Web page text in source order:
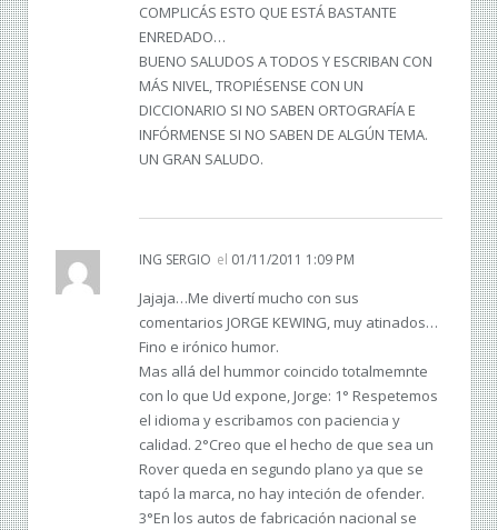
COMPLICÁS ESTO QUE ESTÁ BASTANTE
ENREDADO…
BUENO SALUDOS A TODOS Y ESCRIBAN CON
MÁS NIVEL, TROPIÉSENSE CON UN
DICCIONARIO SI NO SABEN ORTOGRAFÍA E
INFÓRMENSE SI NO SABEN DE ALGÚN TEMA.
UN GRAN SALUDO.
ING SERGIO el 01/11/2011 1:09 PM
Jajaja…Me divertí mucho con sus
comentarios JORGE KEWING, muy atinados…
Fino e irónico humor.
Mas allá del hummor coincido totalmemnte
con lo que Ud expone, Jorge: 1° Respetemos
el idioma y escribamos con paciencia y
calidad. 2°Creo que el hecho de que sea un
Rover queda en segundo plano ya que se
tapó la marca, no hay inteción de ofender.
3°En los autos de fabricación nacional se